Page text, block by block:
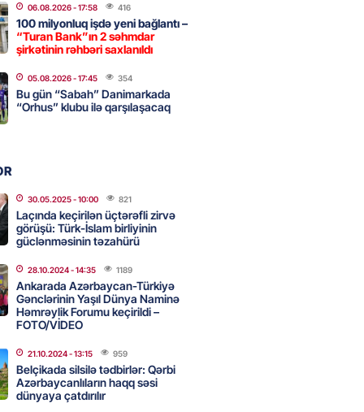
oğlu türkcə danışdı
- 14:39
Prezident İlham Əliyevə
traktor minaya düşdü
- 12:09
ötən il avqustun 8-nə
idi”
pullarını başqa qadınlara
06.08.2026- 17:58 416
100 milyonluq işdə yeni bağlantı –
“Turan Bank”ın 2 səhmdar
şirkətinin rəhbəri saxlanıldı
05.08.2026- 17:45 354
Bu gün “Sabah” Danimarkada
“Orhus” klubu ilə qarşılaşacaq
30.05.2025- 10:00 821
Laçında keçirilən üçtərəfli zirvə
görüşü: Türk-İslam birliyinin
güclənməsinin təzahürü
28.10.2024- 14:35 1189
Ankarada Azərbaycan-Türkiyə
Gənclərinin Yaşıl Dünya Naminə
Həmrəylik Forumu keçirildi –
FOTO/VİDEO
21.10.2024- 13:15 959
Belçikada silsilə tədbirlər: Qərbi
Azərbaycanlıların haqq səsi
dünyaya çatdırılır